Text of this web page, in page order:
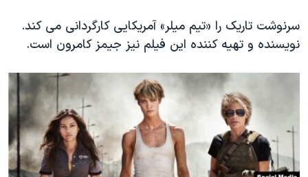
سرنوشت تاریک را «تیم میلر» آمریکایی کارگردانی می کند.
نویسنده و تهیه کننده این فیلم نیز جیمز کامرون است.